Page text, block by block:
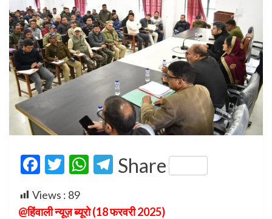
Facebook
Twitter
WhatsApp
Telegram
Share
Views : 89
@हिंवाली न्यूज़ ब्यूरो (18 फरवरी 2025)